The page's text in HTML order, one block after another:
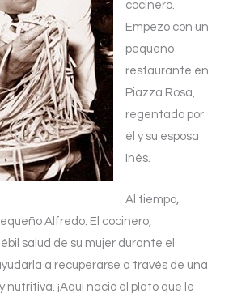
cocinero.
Empezó con un
pequeño
restaurante en
Piazza Rosa,
regentado por
él y su esposa
Inés.
Al tiempo,
Alfredo. El cocinero,
salud de su mujer durante el
a recuperarse a través de una
nutritiva. ¡Aquí nació el plato que le